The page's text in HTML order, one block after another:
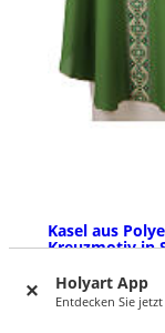
Holyart App
Entdecken Sie
Kasel aus
Kreuzmotiv in
DEMNÄCHST